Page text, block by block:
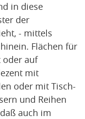
in diese
der
- mittels
Flächen für
oder auf
mit
oder mit Tisch-
und Reihen
auch im